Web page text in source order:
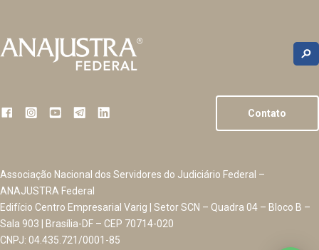
Contato
Associação Nacional dos Servidores do Judiciário Federal –
ANAJUSTRA Federal
Edifício Centro Empresarial Varig | Setor SCN – Quadra 04 – Bloco B –
Sala 903 | Brasília-DF – CEP 70714-020
CNPJ: 04.435.721/0001-85